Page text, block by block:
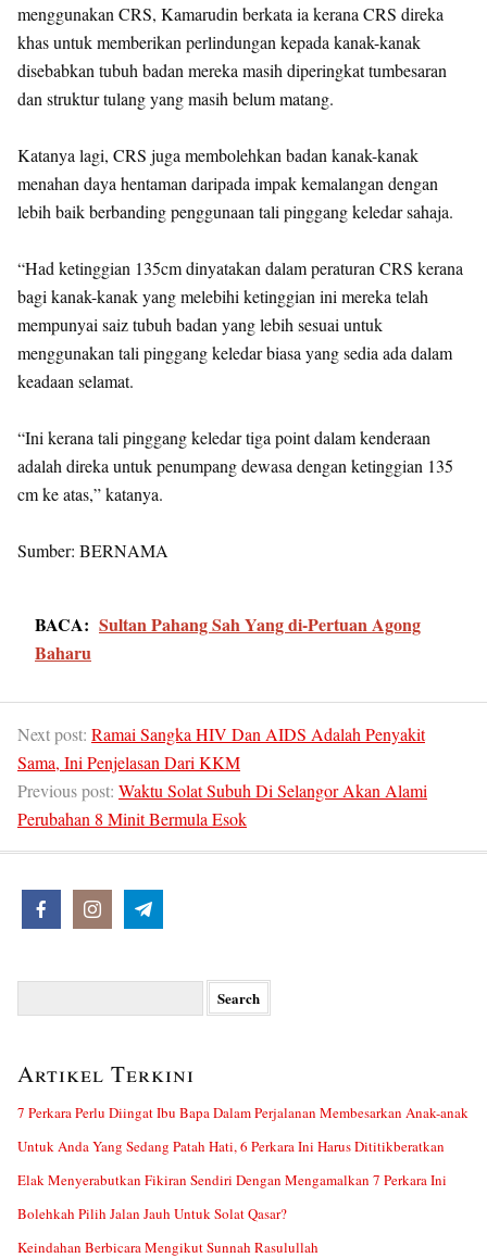
menggunakan CRS, Kamarudin berkata ia kerana CRS direka
khas untuk memberikan perlindungan kepada kanak-kanak
disebabkan tubuh badan mereka masih diperingkat tumbesaran
dan struktur tulang yang masih belum matang.
Katanya lagi, CRS juga membolehkan badan kanak-kanak
menahan daya hentaman daripada impak kemalangan dengan
lebih baik berbanding penggunaan tali pinggang keledar sahaja.
“Had ketinggian 135cm dinyatakan dalam peraturan CRS kerana
bagi kanak-kanak yang melebihi ketinggian ini mereka telah
mempunyai saiz tubuh badan yang lebih sesuai untuk
menggunakan tali pinggang keledar biasa yang sedia ada dalam
keadaan selamat.
“Ini kerana tali pinggang keledar tiga point dalam kenderaan
adalah direka untuk penumpang dewasa dengan ketinggian 135
cm ke atas,” katanya.
Sumber: BERNAMA
BACA: Sultan Pahang Sah Yang di-Pertuan Agong
Baharu
Next post: Ramai Sangka HIV Dan AIDS Adalah Penyakit
Sama, Ini Penjelasan Dari KKM
Previous post: Waktu Solat Subuh Di Selangor Akan Alami
Perubahan 8 Minit Bermula Esok
Artikel Terkini
7 Perkara Perlu Diingat Ibu Bapa Dalam Perjalanan Membesarkan Anak-anak
Untuk Anda Yang Sedang Patah Hati, 6 Perkara Ini Harus Dititikberatkan
Elak Menyerabutkan Fikiran Sendiri Dengan Mengamalkan 7 Perkara Ini
Bolehkah Pilih Jalan Jauh Untuk Solat Qasar?
Keindahan Berbicara Mengikut Sunnah Rasulullah